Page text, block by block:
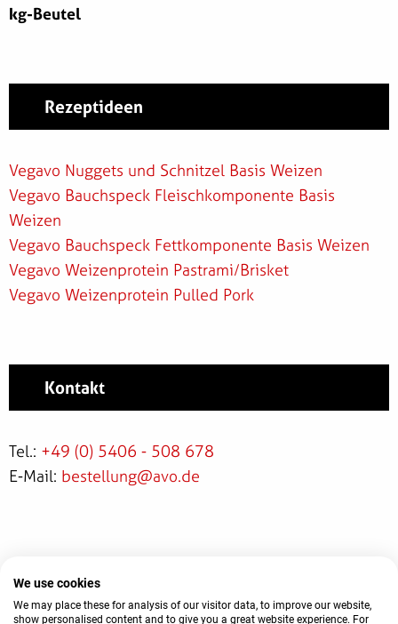
kg-Beutel
Rezeptideen
Vegavo Nuggets und Schnitzel Basis Weizen
Vegavo Bauchspeck Fleischkomponente Basis
Weizen
Vegavo Bauchspeck Fettkomponente Basis Weizen
Vegavo Weizenprotein Pastrami/Brisket
Vegavo Weizenprotein Pulled Pork
Kontakt
Tel.: +49 (0) 5406 - 508 678
E-Mail: bestellung@avo.de
© 2026 AVO-Werke August Beisse GmbH
AGB Kontakt Impressum Datenschutz
We use cookies
We may place these for analysis of our visitor data, to improve our website,
show personalised content and to give you a great website experience. For